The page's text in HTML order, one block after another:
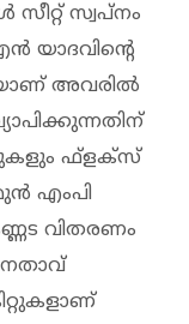
സ്വപ്‌നം
യാദവിന്റെ
അവരില്‍
ഫ്‌ളക്‌സ്
എംപി
വിതരണം